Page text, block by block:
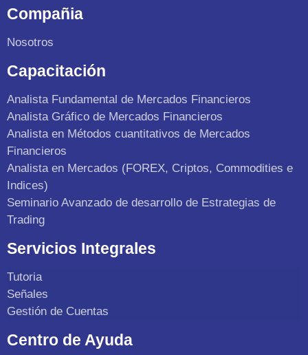
Compañia
Nosotros
Capacitación
Analista Fundamental de Mercados Financieros
Analista Gráfico de Mercados Financieros
Analista en Métodos cuantitativos de Mercados
Financieros
Analista en Mercados (FOREX, Criptos, Commodities e
Indices)
Seminario Avanzado de desarrollo de Estrategias de
Trading
Servicios Integrales
Tutoria
Señales
Gestión de Cuentas
Centro de Ayuda